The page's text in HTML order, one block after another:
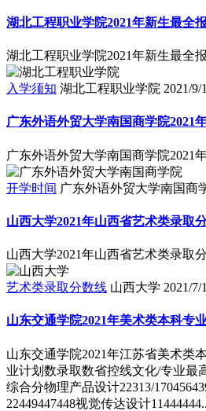
湖北工程职业学院2021年新生最全
湖北工程职业学院2021年新生最全
入学须知 湖北工程职业学院 2021/9/
广东外语外贸大学南国商学院2021
广东外语外贸大学南国商学院2021
开学时间 广东外语外贸大学南国商
山西大学2021年山西省艺术类录取
山西大学2021年山西省艺术类录取
艺术类录取分数线 山西大学 2021/7/
山东交通学院2021年美术类本科专
山东交通学院2021年江苏省美术类
业计划数录取数省控线文化/专业最
综合分物理产品设计22313/
22449447448视觉传达设计11444444..